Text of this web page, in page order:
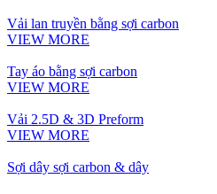
Vải lan truyền bằng sợi carbon
VIEW MORE
Tay áo bằng sợi carbon
VIEW MORE
Vải 2.5D & 3D Preform
VIEW MORE
Sợi dây sợi carbon & dây